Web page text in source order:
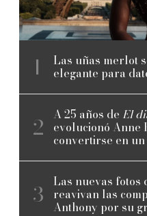
Las uñas merlot
elegante para
A 25 años de El
evolucionó Anne
convertirse en
Las nuevas fotos
reavivan las
Anthony por su